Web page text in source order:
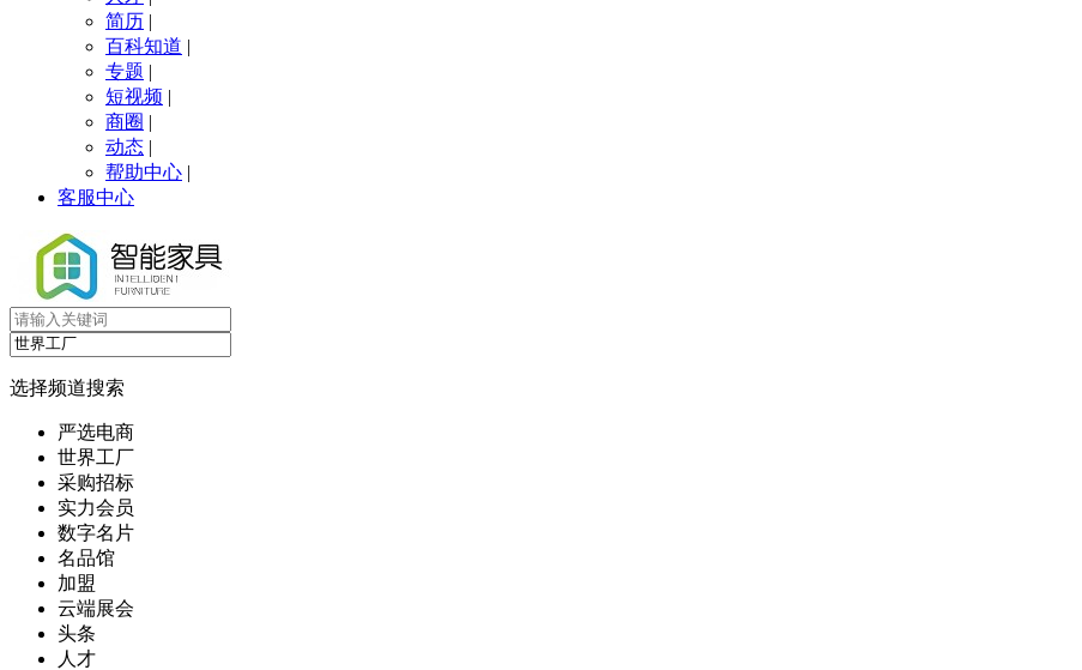
简历 |
百科知道 |
专题 |
短视频 |
商圈 |
动态 |
帮助中心 |
客服中心
选择频道搜索
严选电商
世界工厂
采购招标
实力会员
数字名片
名品馆
加盟
云端展会
头条
人才